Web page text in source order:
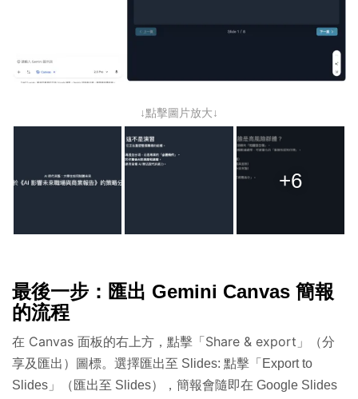
↓點擊圖片放大↓
+6
最後一步：匯出 Gemini Canvas 簡報
的流程
在 Canvas 面板的右上方，點擊「Share & export」（分
享及匯出）圖標。 選擇匯出至 Slides: 點擊「Export to
Slides」（匯出至 Slides），簡報會隨即在 Google Slides